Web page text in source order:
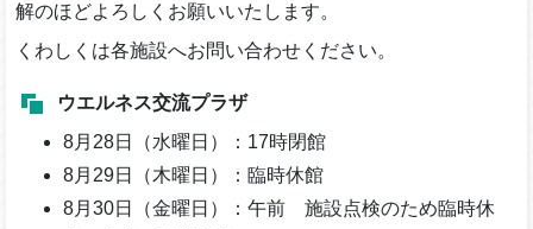
解のほどよろしくお願いいたします。
くわしくは各施設へお問い合わせください。
ウエルネス交流プラザ
8月28日（水曜日）：17時閉館
8月29日（木曜日）：臨時休館
8月30日（金曜日）：午前 施設点検のため臨時休